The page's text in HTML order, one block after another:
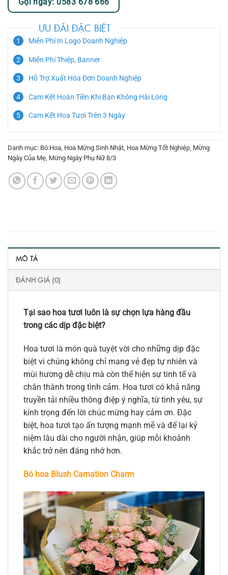
Gọi ngay: 0583 678 666
ƯU ĐÃI ĐẶC BIỆT
Miễn Phí In Logo Doanh Nghiệp
Miễn Phí Thiệp, Banner
Hỗ Trợ Xuất Hóa Đơn Doanh Nghiệp
Cam Kết Hoàn Tiền Khi Bạn Không Hài Lòng
Cam Kết Hoa Tươi Trên 3 Ngày
Danh mục: Bó Hoa, Hoa Mừng Sinh Nhật, Hoa Mừng Tốt Nghiệp, Mừng
Ngày Của Mẹ, Mừng Ngày Phụ Nữ 8/3
MÔ TẢ
ĐÁNH GIÁ (0)
Tại sao hoa tươi luôn là sự chọn lựa hàng đầu
trong các dịp đặc biệt?
Hoa tươi là món quà tuyệt vời cho những dịp đặc
biệt vì chúng không chỉ mang vẻ đẹp tự nhiên và
mùi hương dễ chịu mà còn thể hiện sự tinh tế và
chân thành trong tình cảm. Hoa tươi có khả năng
truyền tải nhiều thông điệp ý nghĩa, từ tình yêu, sự
kính trọng đến lời chúc mừng hay cảm ơn. Đặc
biệt, hoa tươi tạo ấn tượng mạnh mẽ và để lại kỷ
niệm lâu dài cho người nhận, giúp mỗi khoảnh
khắc trở nên đáng nhớ hơn.
Bó hoa Blush Carnation Charm